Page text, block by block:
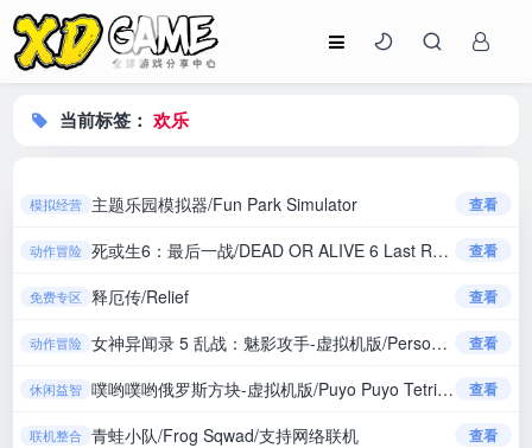
当前标签： 欢乐
模拟经营 主题乐园模拟器/Fun Park Simulator 查看
动作冒险 死或生6：最后一战/DEAD OR ALIVE 6 Last Round 查看
免费专区 释厄传/Relief 查看
动作冒险 女神异闻录 5 乱战：魅影攻手-虚拟机版/Persona 5 Strikers HYPERVISOR 查看
休闲益智 噗哟噗哟俄罗斯方块-虚拟机版/Puyo Puyo Tetris HYPERVISOR 查看
联机整合 青蛙小队/Frog Sqwad/支持网络联机 查看